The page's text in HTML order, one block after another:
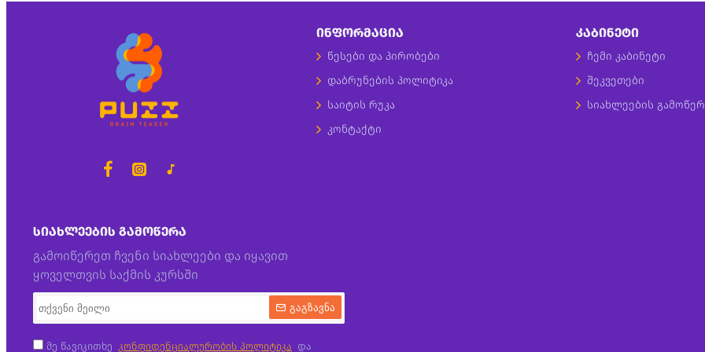
ᲘᲜᲤᲝᲠᲛᲐᲪᲘᲐ
წესები და პირობები
დაბრუნების პოლიტიკა
საიტის რუკა
კონტაქტი
ᲙᲐᲑᲘᲜᲔᲢᲘ
ჩემი კაბინეტი
შეკვეთები
სიახლეების
ᲡᲘᲐᲮᲚᲔᲔᲑᲘᲡ ᲒᲐᲛᲝᲬᲔᲠᲐ
გამოიწერეთ ჩვენი სიახლეები და იყავით
ყოველთვის საქმის კურსში
გაგზავნა
მე წავიკითხე კონფიდენციალურობის პოლიტიკა და